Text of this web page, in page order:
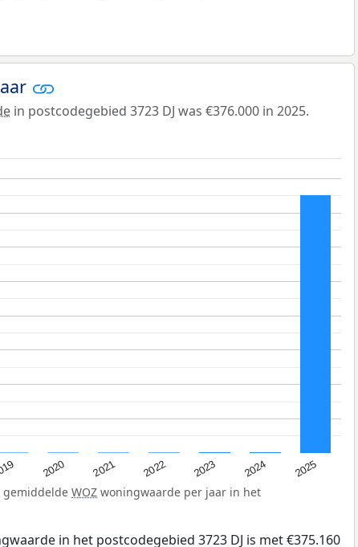
in postcodegebied 3723 DJ was €376.000 in 2025.
2020 2021 2022 2023 2024 2025
gemiddelde WOZ woningwaarde per jaar in het
in het postcodegebied 3723 DJ is met €375.160